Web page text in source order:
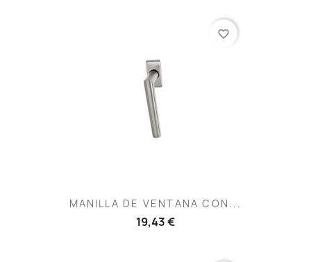
MANILLA DE VENTANA CON...
19,43 €
favorite_border